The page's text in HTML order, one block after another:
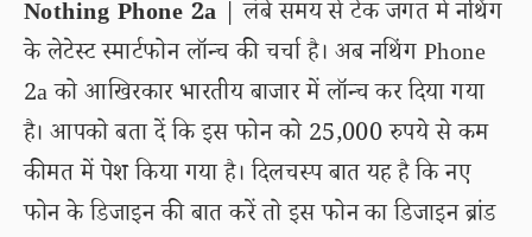
Nothing Phone 2a | लंबे समय से टेक जगत में नथिंग
के लेटेस्ट स्मार्टफोन लॉन्च की चर्चा है। अब नथिंग Phone
2a को आखिरकार भारतीय बाजार में लॉन्च कर दिया गया
है। आपको बता दें कि इस फोन को 25,000 रुपये से कम
कीमत में पेश किया गया है। दिलचस्प बात यह है कि नए
फोन के डिजाइन की बात करें तो इस फोन का डिजाइन ब्रांड